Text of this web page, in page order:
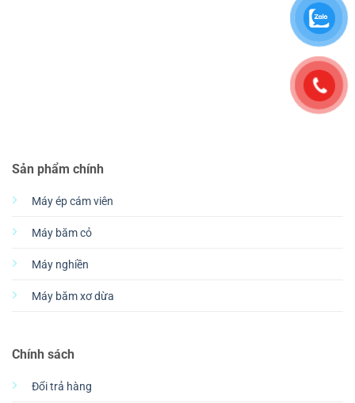
Sản phẩm chính
Máy ép cám viên
Máy băm cỏ
Máy nghiền
Máy băm xơ dừa
Chính sách
Đổi trả hàng